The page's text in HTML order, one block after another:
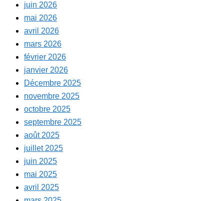
juin 2026
mai 2026
avril 2026
mars 2026
février 2026
janvier 2026
Décembre 2025
novembre 2025
octobre 2025
septembre 2025
août 2025
juillet 2025
juin 2025
mai 2025
avril 2025